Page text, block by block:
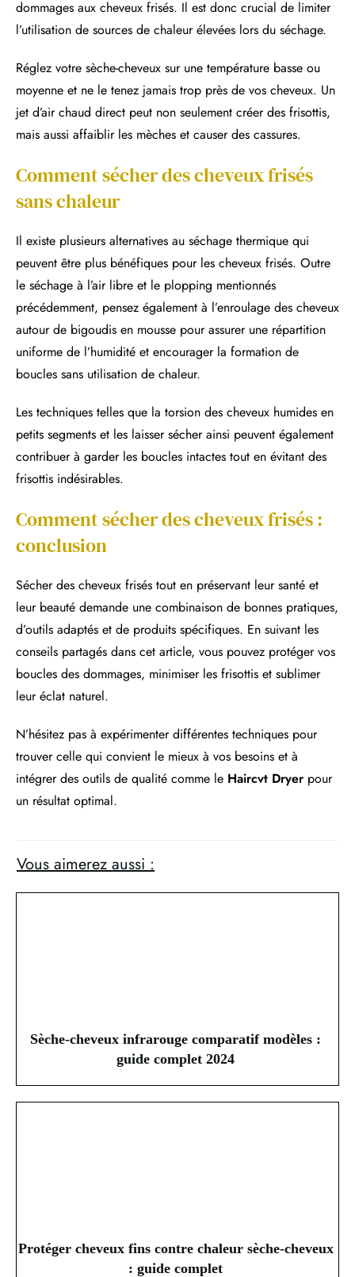
dommages aux cheveux frisés. Il est donc crucial de limiter
l’utilisation de sources de chaleur élevées lors du séchage.
Réglez votre sèche-cheveux sur une température basse ou
moyenne et ne le tenez jamais trop près de vos cheveux. Un
jet d’air chaud direct peut non seulement créer des frisottis,
mais aussi affaiblir les mèches et causer des cassures.
Comment sécher des cheveux frisés
sans chaleur
Il existe plusieurs alternatives au séchage thermique qui
peuvent être plus bénéfiques pour les cheveux frisés. Outre
le séchage à l’air libre et le plopping mentionnés
précédemment, pensez également à l’enroulage des cheveux
autour de bigoudis en mousse pour assurer une répartition
uniforme de l’humidité et encourager la formation de
boucles sans utilisation de chaleur.
Les techniques telles que la torsion des cheveux humides en
petits segments et les laisser sécher ainsi peuvent également
contribuer à garder les boucles intactes tout en évitant des
frisottis indésirables.
Comment sécher des cheveux frisés :
conclusion
Sécher des cheveux frisés tout en préservant leur santé et
leur beauté demande une combinaison de bonnes pratiques,
d’outils adaptés et de produits spécifiques. En suivant les
conseils partagés dans cet article, vous pouvez protéger vos
boucles des dommages, minimiser les frisottis et sublimer
leur éclat naturel.
N’hésitez pas à expérimenter différentes techniques pour
trouver celle qui convient le mieux à vos besoins et à
intégrer des outils de qualité comme le Haircvt Dryer pour
un résultat optimal.
Vous aimerez aussi :
Sèche-cheveux infrarouge comparatif modèles :
guide complet 2024
Protéger cheveux fins contre chaleur sèche-cheveux
: guide complet